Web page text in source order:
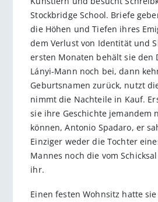
Stockbridge School. Briefe
die Höhen und Tiefen ihres
dem Verlust von Identität und
ersten Monaten behält sie den
Lányi-Mann noch bei, dann
Geburtsnamen zurück, nutzt
nimmt die Nachteile in Kauf.
sie ihre Geschichte jemandem
können, Antonio Spadaro, er
Einziger weder die Tochter
Mannes noch die vom
ihr.
Einen festen Wohnsitz hatte